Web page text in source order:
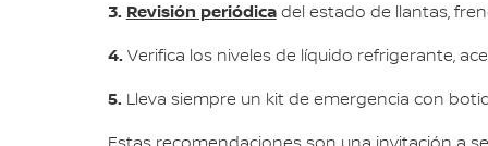
3. Revisión periódicadel estado de llantas,
4. Verifica los niveles de líquido refrigerante,
5. Lleva siempre un kit de emergencia con